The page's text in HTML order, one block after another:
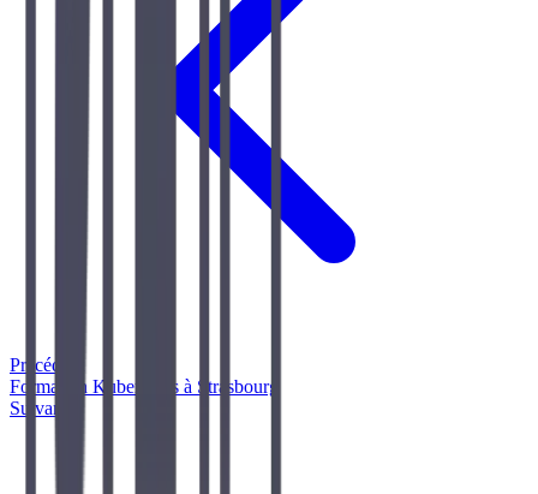
Précédent
Formation Kubernetes à Strasbourg
Suivant